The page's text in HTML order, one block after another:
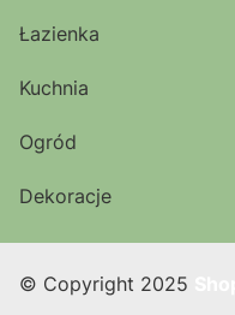
Łazienka
Kuchnia
Ogród
Dekoracje
© Copyright 2025